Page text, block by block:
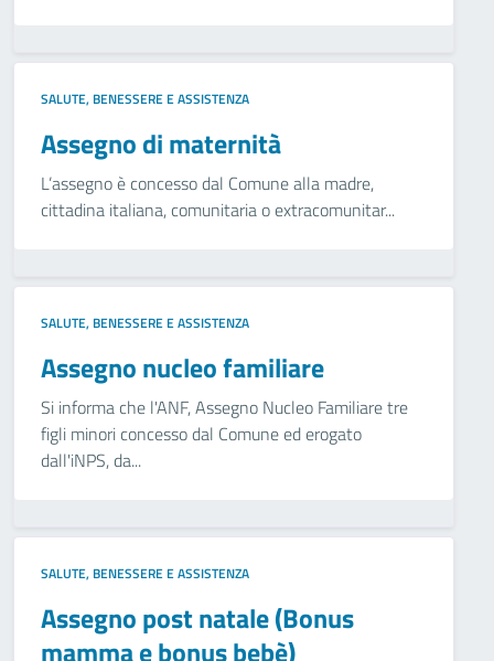
SALUTE, BENESSERE E ASSISTENZA
Assegno di maternità
L’assegno è concesso dal Comune alla madre,
cittadina italiana, comunitaria o extracomunitar...
SALUTE, BENESSERE E ASSISTENZA
Assegno nucleo familiare
Si informa che l'ANF, Assegno Nucleo Familiare tre
figli minori concesso dal Comune ed erogato
dall'iNPS, da...
SALUTE, BENESSERE E ASSISTENZA
Assegno post natale (Bonus
mamma e bonus bebè)